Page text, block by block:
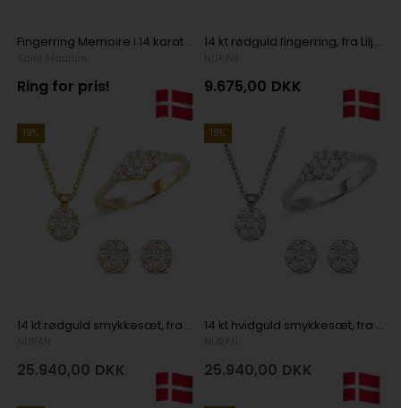
Fingerring Memoire i 14 karat hvidguld med 3 x 0,12 ct diamanter
Ring for pris!
14 kt rødguld fingerring, fra Lilja serien med 13 Diamanter Wesselton SI
9.675,00 DKK
19%
14 kt rødguld smykkesæt, fra Lilja serien med 3 x 7 + 1 x 13 Diamanter Wesselton SI
25.940,00 DKK
19%
14 kt hvidguld smykkesæt, fra Lilja serien med 3 x 7 + 1 x 13 Diamanter Wesselton SI
25.940,00 DKK